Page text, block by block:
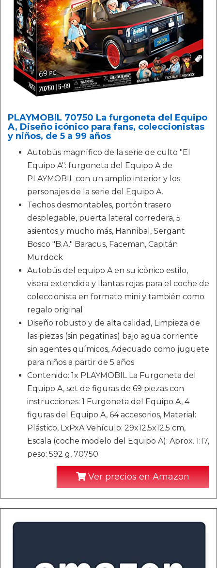
PLAYMOBIL 70750 La furgoneta del Equipo
A, Diseño icónico para fans, coleccionistas
y niños, de 5 a 99 años
Autobús magnífico de la serie de culto "El
Equipo A": furgoneta del Equipo A de
PLAYMOBIL con un amplio interior y los
personajes de la serie del Equipo A.
Techos desmontables, portón trasero
desplegable, puerta lateral corredera, 5
asientos y mucho más, Hannibal, Sergant
Bosco "B.A." Baracus, Faceman, Capitán
Murdock
Autobús del equipo A en su icónico estilo,
visera extendida y llantas rojas para el coche de
coleccionista en formato mini y también como
regalo original
Diseño robusto y de alta calidad, Limpieza de
las piezas (sin pegatinas) bajo agua corriente
sin agentes químicos, Adecuado como juguete
para niños a partir de 5 años
Contenido: 1x PLAYMOBIL La Furgoneta del
Equipo A, set de figuras de 69 piezas con
instrucciones: 1 Furgoneta del Equipo A, 4
figuras del Equipo A, 64 accesorios, Material:
Plástico, LxPxA Vehículo: 29x12,5x12,5 cm,
Escala (coche modelo del Equipo A): Aprox. 1:17,
peso: 592 g, 70750
Ver precios en Amazon